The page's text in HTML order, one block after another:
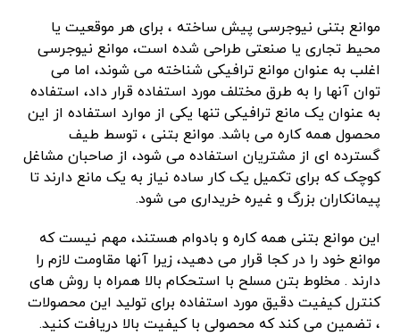
موانع بتنی نیوجرسی پیش ساخته ، برای هر موقعیت یا
محیط تجاری یا صنعتی طراحی شده است، موانع نیوجرسی
اغلب به عنوان موانع ترافیکی شناخته می شوند، اما می
توان آنها را به طرق مختلف مورد استفاده قرار داد، استفاده
به عنوان یک مانع ترافیکی تنها یکی از موارد استفاده از این
محصول همه کاره می باشد. موانع بتنی ، توسط طیف
گسترده ای از مشتریان استفاده می شود، از صاحبان مشاغل
کوچک که برای تکمیل یک کار ساده نیاز به یک مانع دارند تا
پیمانکاران بزرگ و غیره خریداری می شود.
این موانع بتنی همه کاره و بادوام هستند، مهم نیست که
موانع خود را در کجا قرار می دهید، زیرا آنها مقاومت لازم را
دارند . مخلوط بتن مسلح با استحکام بالا همراه با روش های
کنترل کیفیت دقیق مورد استفاده برای تولید این محصولات
، تضمین می کند که محصولی با کیفیت بالا دریافت کنید.